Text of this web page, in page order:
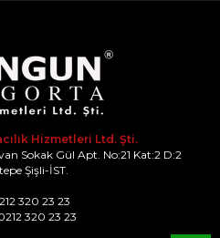
Hizmetleri Ltd. Şti.
Sokak Gül Apt. No:21 Kat:2 D:2
Şişli-İST.
320 23 23
320 23 23